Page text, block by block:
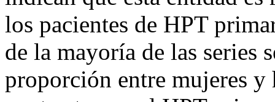
los pacientes de HPT
de la mayoría de las series
proporción entre mujeres y